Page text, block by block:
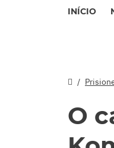
INÍCIO
O